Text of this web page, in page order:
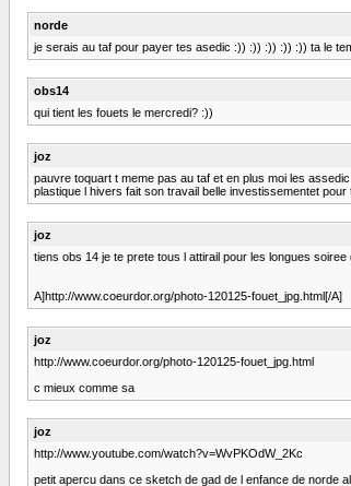
norde
je serais au taf pour payer tes asedic :)) :)) :)) :)) :)) ta le
obs14
qui tient les fouets le mercredi? :))
joz
pauvre toquart t meme pas au taf et en plus moi les
plastique l hivers fait son travail belle investissementet
joz
tiens obs 14 je te prete tous l attirail pour les longues soiree
A]http://www.coeurdor.org/photo-120125-fouet_jpg.html[/A]
joz
http://www.coeurdor.org/photo-120125-fouet_jpg.html
c mieux comme sa
joz
http://www.youtube.com/watch?v=WvPKOdW_2Kc
petit apercu dans ce sketch de gad de l enfance de norde